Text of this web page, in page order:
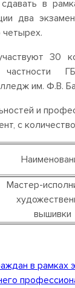
в
два
30
им. Ф.В.
и
с
Мастер-
вышивки
в рамках